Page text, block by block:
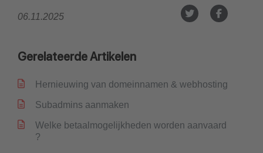
06.11.2025
Gerelateerde Artikelen
Hernieuwing van domeinnamen & webhosting
Subadmins aanmaken
Welke betaalmogelijkheden worden aanvaard
?